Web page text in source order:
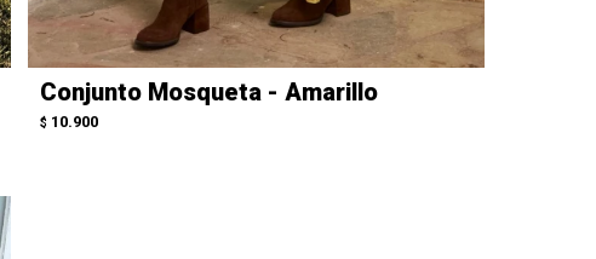
Conjunto Mosqueta - Amarillo
$ 10.900